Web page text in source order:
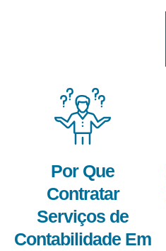
Por Que
Contratar
Serviços de
Contabilidade Em